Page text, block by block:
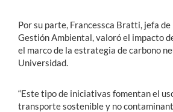
Por su parte, Francessca Bratti, jefa de
Gestión Ambiental, valoró el impacto
el marco de la estrategia de carbono
Universidad.
“Este tipo de iniciativas fomentan el
transporte sostenible y no